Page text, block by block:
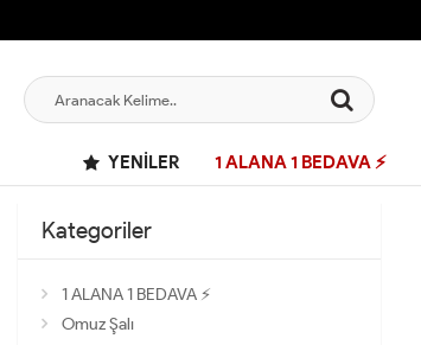
YENILER 1 ALANA 1 BEDAVA ⚡
Kategoriler
1 ALANA 1 BEDAVA ⚡
Omuz Şalı